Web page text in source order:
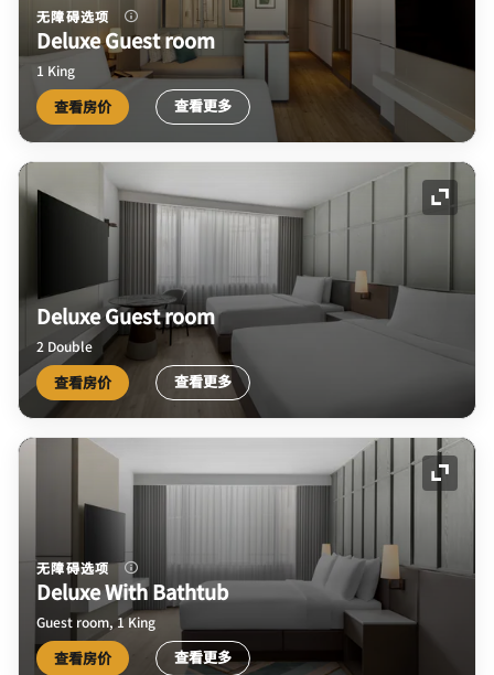
无障碍选项
Deluxe Guest room
1 King
查看房价 查看更多
展开
Deluxe Guest room
2 Double
查看房价 查看更多
展开
无障碍选项
Deluxe With Bathtub
Guest room, 1 King
查看房价 查看更多